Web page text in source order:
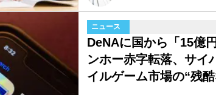
ニュース
DeNAに国から「15億
ンホー赤字転落、サ
イルゲーム市場の“残